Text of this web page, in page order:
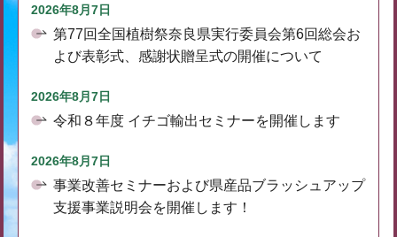
2026年8月7日
第77回全国植樹祭奈良県実行委員会第6回総会お
よび表彰式、感謝状贈呈式の開催について
2026年8月7日
令和８年度 イチゴ輸出セミナーを開催します
2026年8月7日
事業改善セミナーおよび県産品ブラッシュアップ
支援事業説明会を開催します！